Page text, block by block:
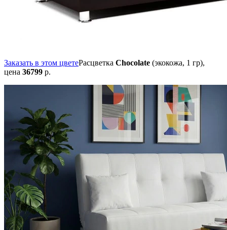
Заказать в этом цветеРасцветка Chocolate (экокожа, 1 гр),
цена 36799 р.